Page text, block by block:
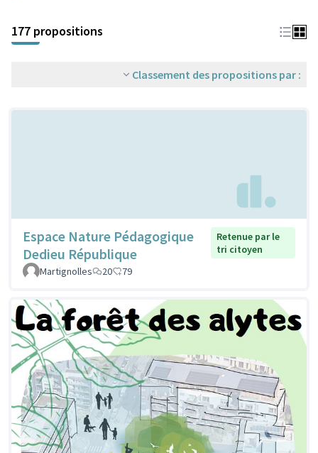
177 propositions
Classement des propositions par :
Espace Nature Pédagogique
Dedieu République
Retenue par le
tri citoyen
Martignolles
20 79